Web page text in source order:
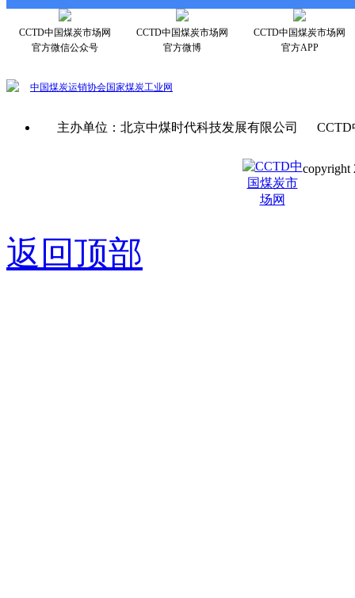
CCTD中国煤炭市场网
官方微信公众号
CCTD中国煤炭市场网
官方微博
CCTD中国煤炭市场网
官方APP
中国煤炭运销协会国家煤炭工业网
主办单位：北京中煤时代科技发展有限公司
copyright
返回顶部